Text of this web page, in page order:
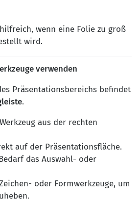
wenn eine Folie zu groß
wird.
verwenden
Präsentationsbereichs befindet
.
aus der rechten
auf der Präsentationsfläche.
das Auswahl- oder
oder Formwerkzeuge, um